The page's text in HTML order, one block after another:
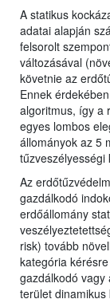
A statikus
adatai alapján
felsorolt
változásával
követnie az
Ennek
algoritmus, így a
egyes lombos
állományok az 5
Az
gazdálkodó
erdőállomány
risk) tovább
kategória
gazdálkodó vagy
terület dinamikus